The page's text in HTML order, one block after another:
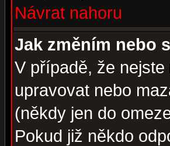
Návrat nahoru
Jak změním nebo
V případě, že
upravovat nebo
(někdy jen do
Pokud již někdo